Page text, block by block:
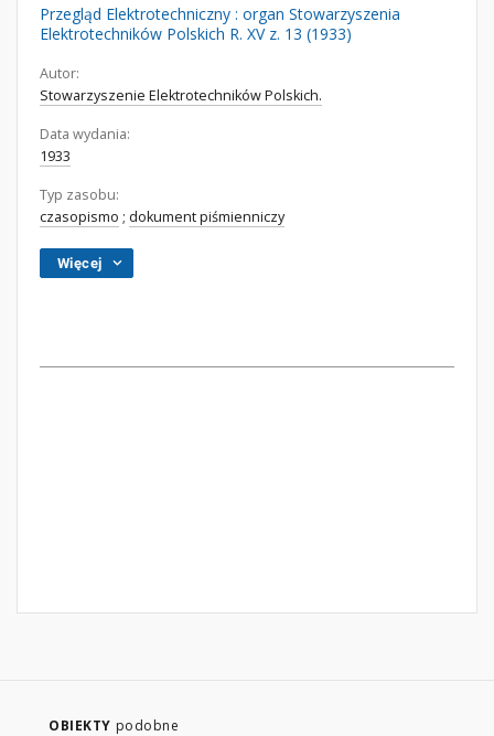
Przegląd Elektrotechniczny : organ Stowarzyszenia
Elektrotechników Polskich R. XV z. 13 (1933)
Autor:
Stowarzyszenie Elektrotechników Polskich.
Data wydania:
1933
Typ zasobu:
czasopismo ; dokument piśmienniczy
Więcej
OBIEKTY podobne